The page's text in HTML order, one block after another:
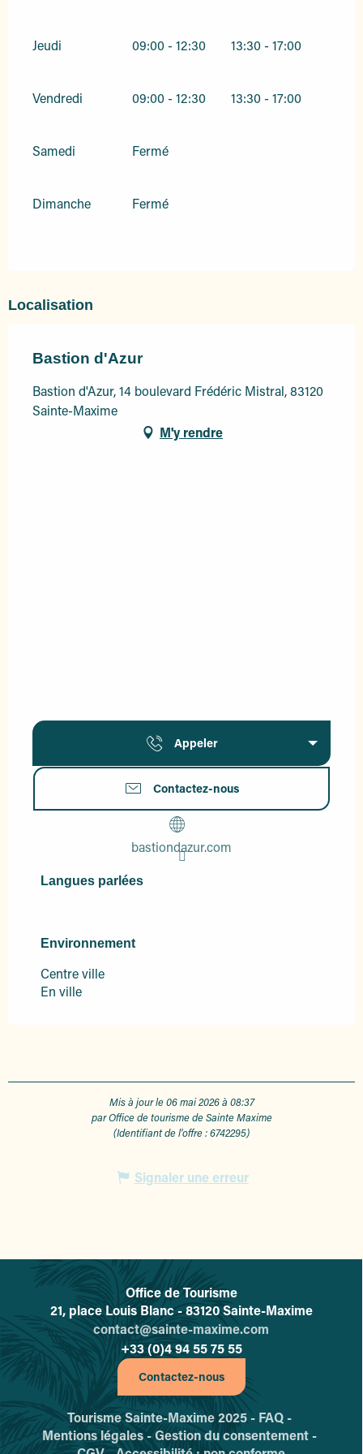
Jeudi 09:00 - 12:30 13:30 - 17:00
Vendredi 09:00 - 12:30 13:30 - 17:00
Samedi Fermé
Dimanche Fermé
Localisation
Bastion d'Azur
Bastion d'Azur, 14 boulevard Frédéric Mistral, 83120
Sainte-Maxime
M'y rendre
Appeler
Contactez-nous
bastiondazur.com
Langues parlées
Langues parlées
Environnement
Environnement
Centre ville
En ville
Mis à jour le 06 mai 2026 à 08:37
par Office de tourisme de Sainte Maxime
(Identifiant de l'offre :6742295)
Signaler une erreur
L'office de tourisme de Sainte-
Office de Tourisme
21, place Louis Blanc - 83120 Sainte-Maxime
contact@sainte-maxime.com
+33 (0)4 94 55 75 55
Contactez-nous
Tourisme Sainte-Maxime 2025 - FAQ -
Mentions légales -Gestion du consentement -